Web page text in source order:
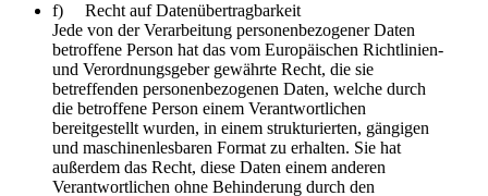
f) Recht auf Datenübertragbarkeit
Jede von der Verarbeitung personenbezogener Daten
betroffene Person hat das vom Europäischen Richtlinien-
und Verordnungsgeber gewährte Recht, die sie
betreffenden personenbezogenen Daten, welche durch
die betroffene Person einem Verantwortlichen
bereitgestellt wurden, in einem strukturierten, gängigen
und maschinenlesbaren Format zu erhalten. Sie hat
außerdem das Recht, diese Daten einem anderen
Verantwortlichen ohne Behinderung durch den